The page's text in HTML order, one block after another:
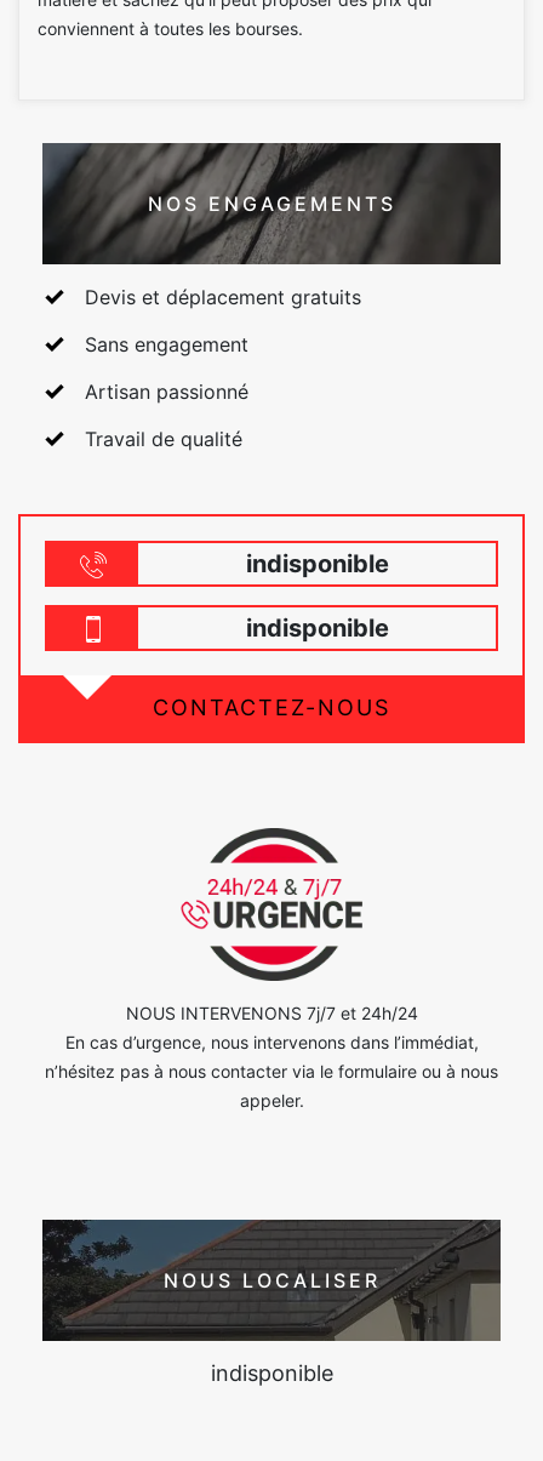
conviennent à toutes les bourses.
NOS ENGAGEMENTS
Devis et déplacement gratuits
Sans engagement
Artisan passionné
Travail de qualité
indisponible
indisponible
CONTACTEZ-NOUS
NOUS INTERVENONS 7j/7 et 24h/24
En cas d’urgence, nous intervenons dans l’immédiat,
n’hésitez pas à nous contacter via le formulaire ou à nous
appeler.
NOUS LOCALISER
indisponible